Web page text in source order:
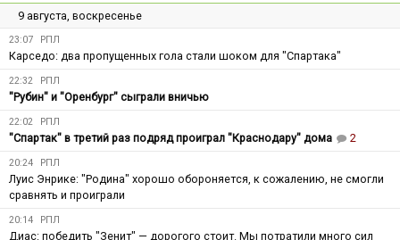
9 августа, воскресенье
23:07 РПЛ
Карседо: два пропущенных гола стали шоком для "Спартака"
22:32 РПЛ
"Рубин" и "Оренбург" сыграли вничью
22:02 РПЛ
"Спартак" в третий раз подряд проиграл "Краснодару" дома 2
20:24 РПЛ
Луис Энрике: "Родина" хорошо обороняется, к сожалению, не смогли
сравнять и проиграли
20:14 РПЛ
Диас: победить "Зенит" — дорогого стоит. Мы потратили много сил